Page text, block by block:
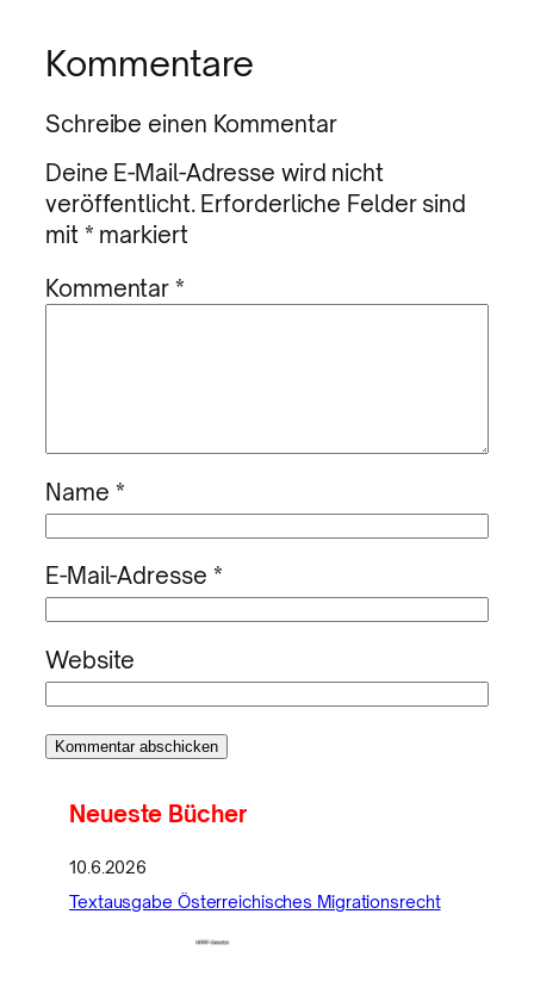
Kommentare
Schreibe einen Kommentar
Deine E-Mail-Adresse wird nicht
veröffentlicht. Erforderliche Felder sind
mit * markiert
Kommentar*
Name *
E-Mail-Adresse *
Website
Neueste Bücher
10.6.2026
Textausgabe Österreichisches Migrationsrecht